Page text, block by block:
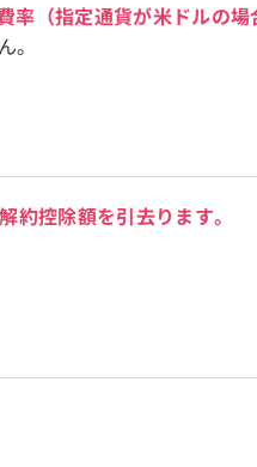
（指定通貨が米ドルの
約控除額を引去ります。